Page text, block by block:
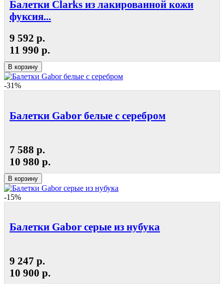
Балетки Clarks из лакированной кожи
фуксия...
9 592 р.
11 990 р.
В корзину
-31%
Балетки Gabor белые с серебром
7 588 р.
10 980 р.
В корзину
-15%
Балетки Gabor серые из нубука
9 247 р.
10 900 р.